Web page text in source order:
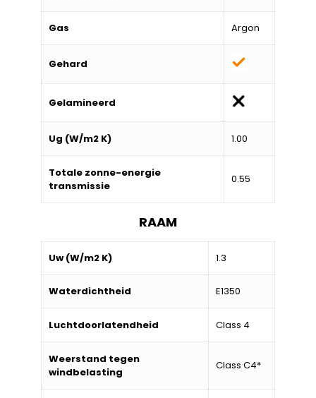
Gas Argon
Gehard
Gelamineerd
Ug (W/m2 K) 1.00
Totale zonne-energie
transmissie
0.55
RAAM
Uw (W/m2 K) 1.3
Waterdichtheid E1350
Luchtdoorlatendheid Class 4
Weerstand tegen
windbelasting
Class C4*